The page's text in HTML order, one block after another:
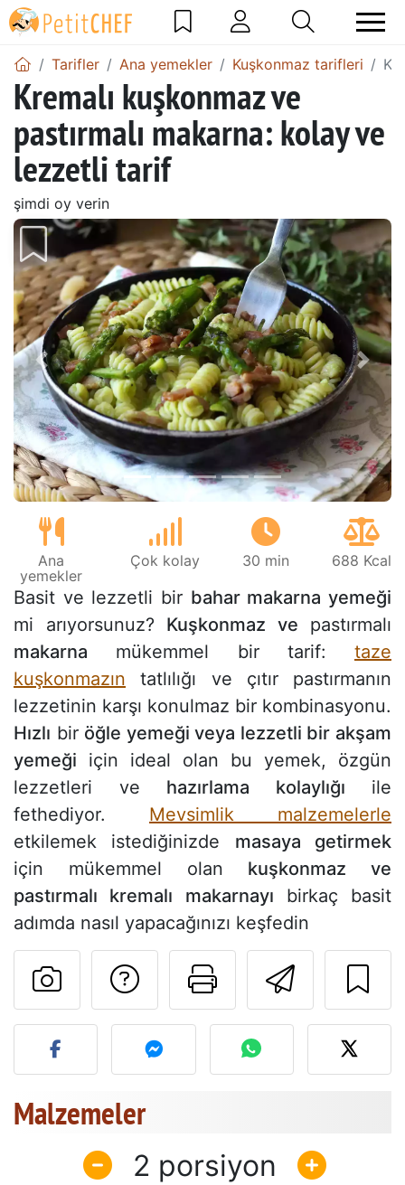
Tarifler Ana yemekler Kuşkonmaz tarifleri
Kremalı kuşkonmaz ve
pastırmalı makarna: kolay ve
lezzetli tarif
şimdi oy verin
Önceki
Ana
yemekler
Çok kolay 30 min 688 Kcal
Basit ve lezzetli bir bahar makarna yemeği
mi arıyorsunuz? Kuşkonmaz ve pastırmalı
makarna mükemmel bir tarif: taze
kuşkonmazın tatlılığı ve çıtır pastırmanın
lezzetinin karşı konulmaz bir kombinasyonu.
Hızlı bir öğle yemeği veya lezzetli bir akşam
yemeği için ideal olan bu yemek, özgün
lezzetleri ve hazırlama kolaylığı ile
fethediyor. Mevsimlik malzemelerle
etkilemek istediğinizde masaya getirmek
için mükemmel olan kuşkonmaz ve
pastırmalı kremalı makarnayı birkaç basit
adımda nasıl yapacağınızı keşfedin
Bu sayfayı
Tarif sahibine bir
Bu tarifin fotoğrafını
Malzemeler
2